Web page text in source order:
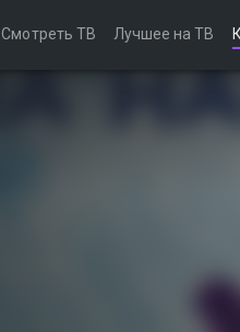
Смотреть ТВ Лучшее на ТВ